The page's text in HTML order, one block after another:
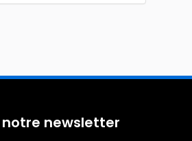
newsletter